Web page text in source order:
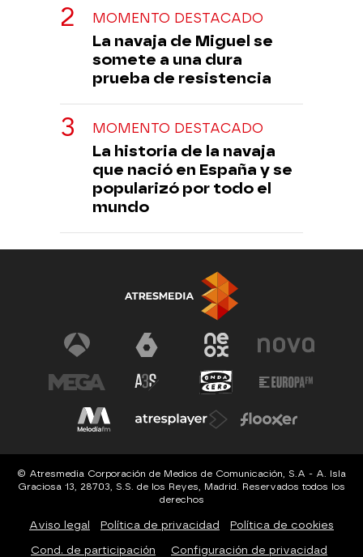
MOMENTO DESTACADO
La navaja de Miguel se
somete a una dura
prueba de resistencia
MOMENTO DESTACADO
La historia de la navaja
que nació en España y se
popularizó por todo el
mundo
© Atresmedia Corporación de Medios de Comunicación, S.A - A. Isla
Graciosa 13, 28703, S.S. de los Reyes, Madrid. Reservados todos los
derechos
Aviso legal Política de privacidad Política de cookies
Cond. de participación Configuración de privacidad